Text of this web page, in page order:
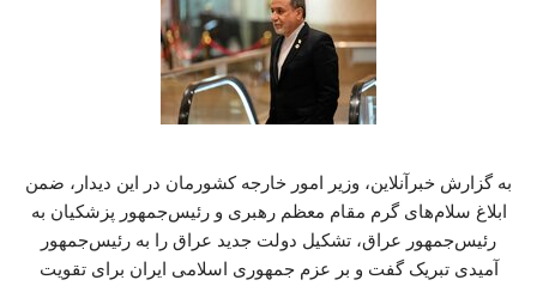
به گزارش خبرآنلاین، وزیر امور خارجه کشورمان در این دیدار، ضمن
ابلاغ سلام‌های گرم مقام معظم رهبری و رئیس‌جمهور پزشکیان به
رئیس‌جمهور عراق، تشکیل دولت جدید عراق را به رئیس‌جمهور
آمیدی تبریک گفت و بر عزم جمهوری اسلامی ایران برای تقویت